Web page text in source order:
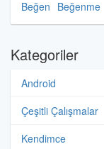
Beğen Beğenme
Kategoriler
Android
Çeşitli Çalışmalar
Kendimce